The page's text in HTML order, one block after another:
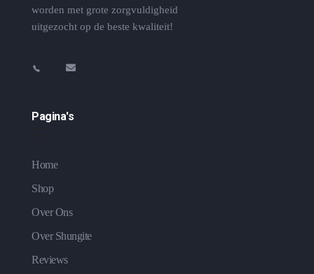
worden met grote zorgvuldigheid
uitgezocht op de beste kwaliteit!
Pagina's
Home
Shop
Over Ons
Over Shungite
Reviews